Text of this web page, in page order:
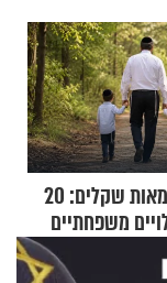
בלי להוציא מאות שקלים: 20
משפחתיים